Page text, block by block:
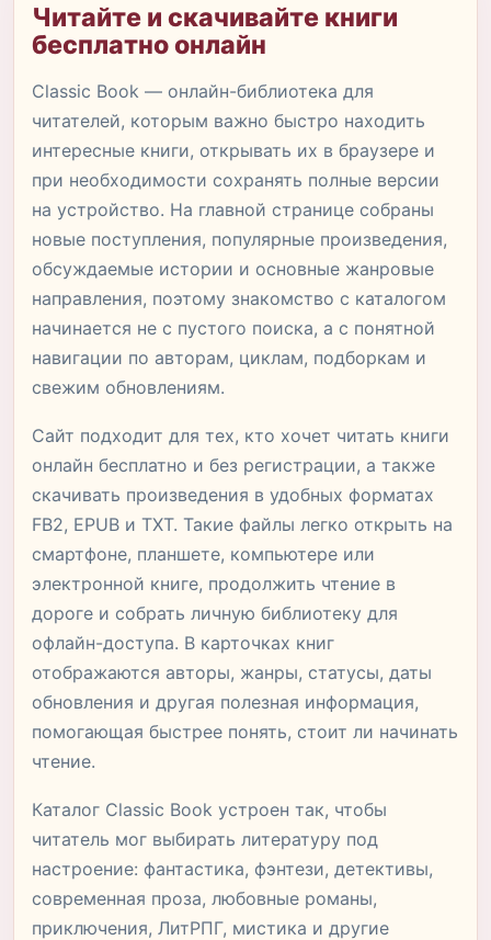
Читайте и скачивайте книги
бесплатно онлайн
Classic Book — онлайн-библиотека для
читателей, которым важно быстро находить
интересные книги, открывать их в браузере и
при необходимости сохранять полные версии
на устройство. На главной странице собраны
новые поступления, популярные произведения,
обсуждаемые истории и основные жанровые
направления, поэтому знакомство с каталогом
начинается не с пустого поиска, а с понятной
навигации по авторам, циклам, подборкам и
свежим обновлениям.
Сайт подходит для тех, кто хочет читать книги
онлайн бесплатно и без регистрации, а также
скачивать произведения в удобных форматах
FB2, EPUB и TXT. Такие файлы легко открыть на
смартфоне, планшете, компьютере или
электронной книге, продолжить чтение в
дороге и собрать личную библиотеку для
офлайн-доступа. В карточках книг
отображаются авторы, жанры, статусы, даты
обновления и другая полезная информация,
помогающая быстрее понять, стоит ли начинать
чтение.
Каталог Classic Book устроен так, чтобы
читатель мог выбирать литературу под
настроение: фантастика, фэнтези, детективы,
современная проза, любовные романы,
приключения, ЛитРПГ, мистика и другие